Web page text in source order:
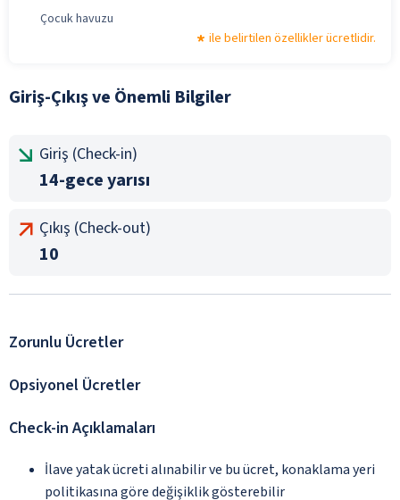
Çocuk havuzu
ile belirtilen özellikler ücretlidir.
Giriş-Çıkış ve Önemli Bilgiler
Giriş (Check-in)
14-gece yarısı
Çıkış (Check-out)
10
Zorunlu Ücretler
Opsiyonel Ücretler
Check-in Açıklamaları
İlave yatak ücreti alınabilir ve bu ücret, konaklama yeri
politikasına göre değişiklik gösterebilir